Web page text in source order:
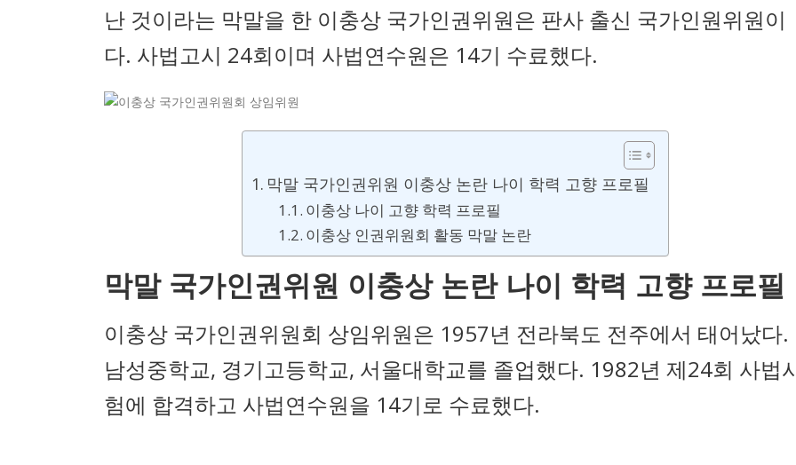
난 것이라는 막말을 한 이충상 국가인권위원은 판사 출신 국가인원위원이
다. 사법고시 24회이며 사법연수원은 14기 수료했다.
막말 국가인권위원 이충상 논란 나이 학력 고향 프로필
이충상 나이 고향 학력 프로필
이충상 인권위원회 활동 막말 논란
막말 국가인권위원 이충상 논란 나이 학력 고향 프로필
이충상 국가인권위원회 상임위원은 1957년 전라북도 전주에서 태어났다.
남성중학교, 경기고등학교, 서울대학교를 졸업했다. 1982년 제24회 사법
험에 합격하고 사법연수원을 14기로 수료했다.